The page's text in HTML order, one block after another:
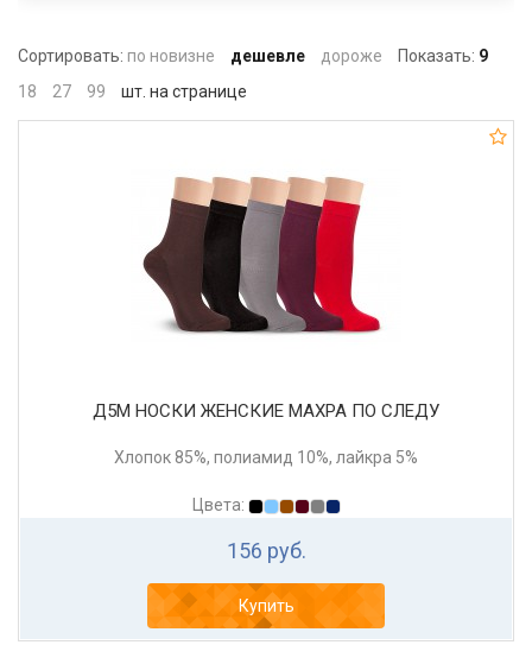
Сортировать: по новизне дешевле дороже Показать: 9
18
27 99 шт. на странице
Д5М НОСКИ ЖЕНСКИЕ МАХРА ПО СЛЕДУ
Хлопок 85%, полиамид 10%, лайкра 5%
Цвета:
156 руб.
Купить